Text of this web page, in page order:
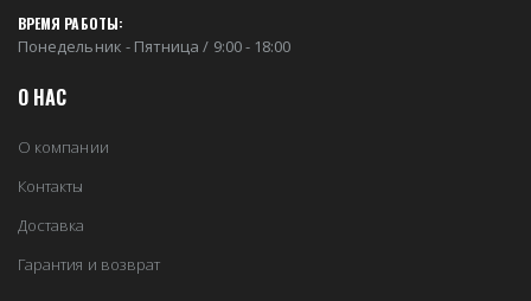
ВРЕМЯ РАБОТЫ:
Понедельник - Пятница / 9:00 - 18:00
О НАС
О компании
Контакты
Доставка
Гарантия и возврат